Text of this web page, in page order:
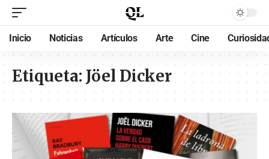
Inicio Noticias Artículos Arte Cine
Etiqueta:Jöel Dicker